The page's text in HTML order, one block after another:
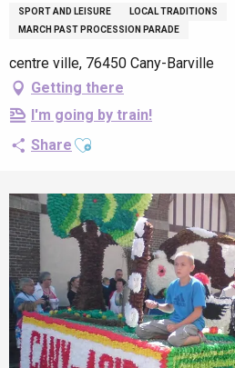
SPORT AND LEISURE
LOCAL TRADITIONS
MARCH PAST PROCESSION PARADE
centre ville, 76450 Cany-Barville
Getting there
I'm going by train!
Share Ajouter aux favoris